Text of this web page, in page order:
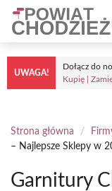
Przejdź
treści
UWAGA!
Dołącz do
Kupię |
Strona główna /
– Najlepsze Sklepy w
Garnitury